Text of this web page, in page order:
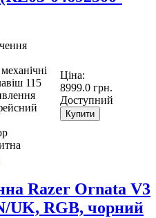
115
Ціна:
8999.0 грн.
Доступний
Купити
Razer Ornata V3
UK, RGB, чорний